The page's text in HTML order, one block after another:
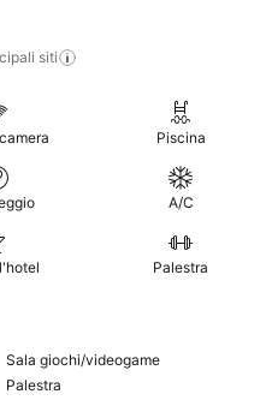
siti
Piscina
A/C
Palestra
Sala giochi/videogame
Palestra